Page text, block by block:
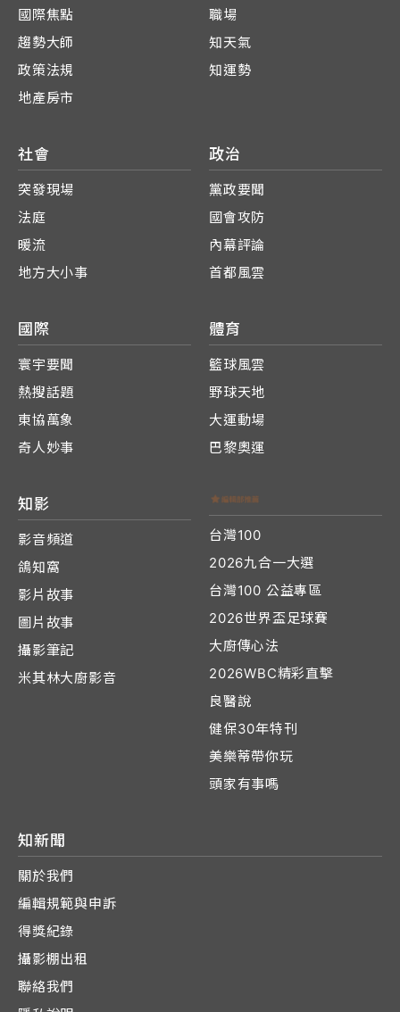
國際焦點
趨勢大師
政策法規
地產房市
職場
知天氣
知運勢
社會
突發現場
法庭
暖流
地方大小事
政治
黨政要聞
國會攻防
內幕評論
首都風雲
國際
寰宇要聞
熱搜話題
東協萬象
奇人妙事
體育
籃球風雲
野球天地
大運動場
巴黎奧運
知影
影音頻道
鴿知窩
影片故事
圖片故事
攝影筆記
米其林大廚影音
台灣100
2026九合一大選
台灣100 公益專區
2026世界盃足球賽
大廚傳心法
2026WBC精彩直擊
良醫說
健保30年特刊
美樂蒂帶你玩
頭家有事嗎
知新聞
關於我們
編輯規範與申訴
得獎紀錄
攝影棚出租
聯絡我們